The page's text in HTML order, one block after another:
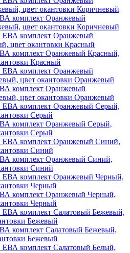
комплект Оранжевый
цвет окантовки Коричневый
комплект Оранжевый Красный,
Красный
комплект Оранжевый
цвет окантовки Оранжевый
комплект Оранжевый Серый,
Серый
комплект Оранжевый Синий,
Синий
комплект Оранжевый Черный,
Черный
комплект Салатовый Бежевый,
Бежевый